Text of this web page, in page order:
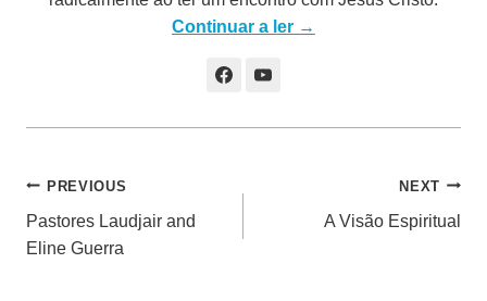
Continuar a ler →
Navegação
de
PREVIOUS
Pastores Laudjair and
Eline Guerra
NEXT
A Visão Espiritual